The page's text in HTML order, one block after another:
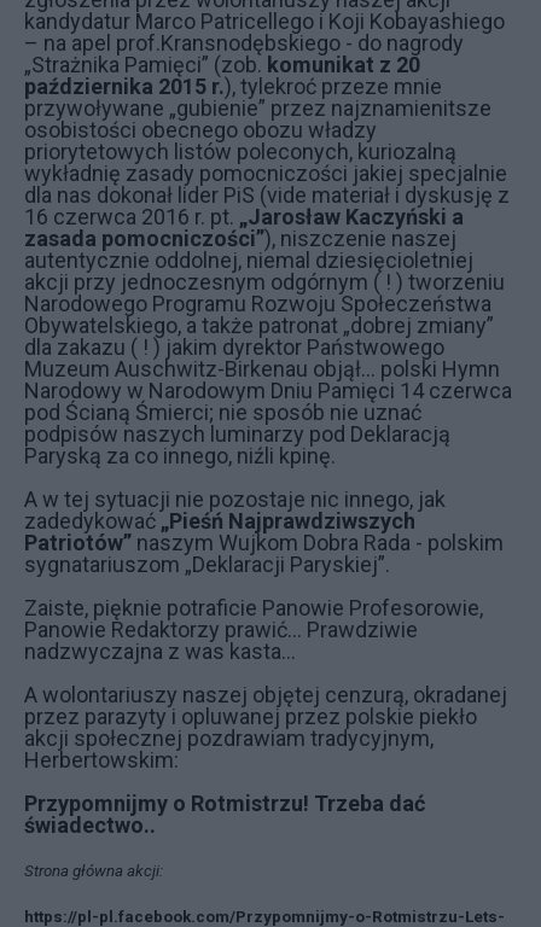
kandydatur Marco Patricellego i Koji Kobayashiego
– na apel prof.Kransnodębskiego - do nagrody
„Strażnika Pamięci” (zob. komunikat z 20
października 2015 r.), tylekroć przeze mnie
przywoływane „gubienie” przez najznamienitsze
osobistości obecnego obozu władzy
priorytetowych listów poleconych, kuriozalną
wykładnię zasady pomocniczości jakiej specjalnie
dla nas dokonał lider PiS (vide materiał i dyskusję z
16 czerwca 2016 r. pt. „Jarosław Kaczyński a
zasada pomocniczości”), niszczenie naszej
autentycznie oddolnej, niemal dziesięcioletniej
akcji przy jednoczesnym odgórnym ( ! ) tworzeniu
Narodowego Programu Rozwoju Społeczeństwa
Obywatelskiego, a także patronat „dobrej zmiany”
dla zakazu ( ! ) jakim dyrektor Państwowego
Muzeum Auschwitz-Birkenau objął… polski Hymn
Narodowy w Narodowym Dniu Pamięci 14 czerwca
pod Ścianą Śmierci; nie sposób nie uznać
podpisów naszych luminarzy pod Deklaracją
Paryską za co innego, niźli kpinę.
A w tej sytuacji nie pozostaje nic innego, jak
zadedykować„Pieśń Najprawdziwszych
Patriotów” naszym Wujkom Dobra Rada - polskim
sygnatariuszom „Deklaracji Paryskiej”.
Zaiste, pięknie potraficie Panowie Profesorowie,
Panowie Redaktorzy prawić... Prawdziwie
nadzwyczajna z was kasta…
A wolontariuszy naszej objętej cenzurą, okradanej
przez parazyty i opluwanej przez polskie piekło
akcji społecznej pozdrawiam tradycyjnym,
Herbertowskim:
Przypomnijmy o Rotmistrzu! Trzeba dać
świadectwo..
Strona główna akcji:
https://pl-pl.facebook.com/Przypomnijmy-o-Rotmistrzu-Lets-